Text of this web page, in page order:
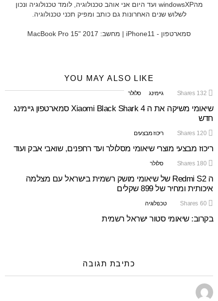
מהwindowsXP ועד היום אני אוהב טכנולוגיה, לומד טכנולוגיה ונכון
לשלוש שנים האחרונות גם כותב ומפיק תכני טכנולוגיה.
סמארטפון - iPhone11 | מחשב: MacBook Pro 15" 2017
YOU MAY ALSO LIKE
132
Shares גיימינג סלולר
שיאומי משיקה את ה Xiaomi Black Shark 4 סמארטפון גיימינג
חדש
120
Shares ריכוז מבצעים
ריכוז מבצעי מוצרי שיאומי מסלולר ועד רחפנים, שואבי אבק ועוד
180
Shares סלולר
ה Redmi S2 של שיאומי מושק רשמית בישראל עם מצלמה
איכותית ומחיר של 899 שקלים
60
Shares טכנולוגיה
בקרוב: שיאומי סטור ישראל רשמית
כתיבת תגובה